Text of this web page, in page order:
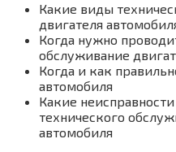
Какие виды
двигателя
Когда нужно
обслуживание
Когда и как
автомобиля
Какие
технического
автомобиля